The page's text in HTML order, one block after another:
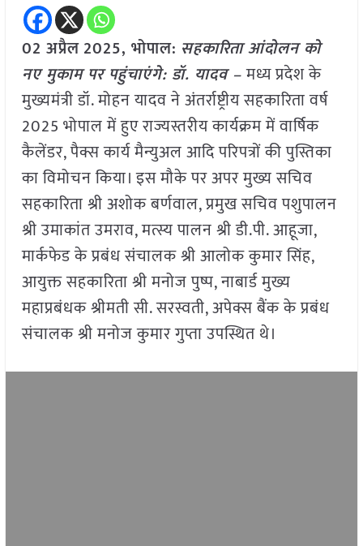
02 अप्रैल2025, भोपाल: सहकारिता आंदोलन को
नए मुकाम पर पहुंचाएंगे: डॉ. यादव –मध्य प्रदेश के
मुख्यमंत्री डॉ. मोहन यादव ने अंतर्राष्ट्रीय सहकारिता वर्ष
2025 भोपाल में हुए राज्यस्तरीय कार्यक्रम में वार्षिक
कैलेंडर, पैक्स कार्य मैन्युअल आदि परिपत्रों की पुस्तिका
का विमोचन किया। इस मौके पर अपर मुख्य सचिव
सहकारिता श्री अशोक बर्णवाल, प्रमुख सचिव पशुपालन
श्री उमाकांत उमराव, मत्स्य पालन श्री डी.पी. आहूजा,
मार्कफेड के प्रबंध संचालक श्री आलोक कुमार सिंह,
आयुक्त सहकारिता श्री मनोज पुष्प, नाबार्ड मुख्य
महाप्रबंधक श्रीमती सी. सरस्वती, अपेक्स बैंक के प्रबंध
संचालक श्री मनोज कुमार गुप्ता उपस्थित थे।